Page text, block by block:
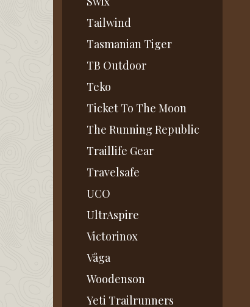
Tailwind
Tasmanian Tiger
TB Outdoor
Teko
Ticket To The Moon
The Running Republic
Traillife Gear
Travelsafe
UCO
UltrAspire
Victorinox
Våga
Woodenson
Yeti Trailrunners